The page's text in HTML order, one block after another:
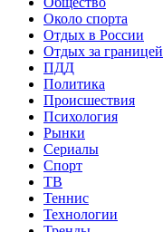
Около спорта
Отдых в России
Отдых за границей
ПДД
Политика
Происшествия
Психология
Рынки
Сериалы
Спорт
ТВ
Теннис
Технологии